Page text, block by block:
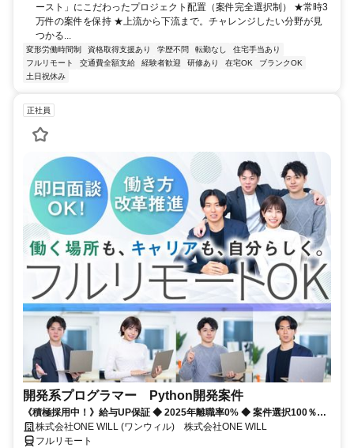
ースト」にこだわったプロジェクト配置（案件完全選択制） ★常時3
万件の案件を保持 ★上流から下流まで。チャレンジしたい分野が見
つかる...
変形労働時間制 資格取得支援あり 学歴不問 転勤なし
住宅手当あり
フルリモート
交通費全額支給 経験者歓迎 研修あり 在宅OK
ブランクOK
土日祝休み
正社員
開発系プログラマー Python開発案件
《積極採用中！》給与UP保証 ◆ 2025年離職率0% ◆ 案件選択100％！
◆ 平均残業7時間！
株式会社ONE WILL (ワンウィル) 株式会社ONE WILL
フルリモート